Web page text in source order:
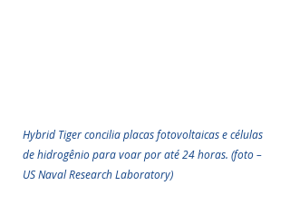
Hybrid Tiger concilia placas fotovoltaicas e células
de hidrogênio para voar por até 24 horas. (foto –
US Naval Research Laboratory)